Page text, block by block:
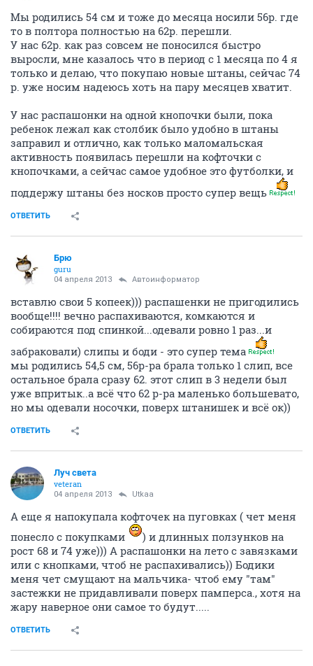
Мы родились 54 см и тоже до месяца носили 56р. где
то в полтора полностью на 62р. перешли.
У нас 62р. как раз совсем не поносился быстро
выросли, мне казалось что в период с 1 месяца по 4 я
только и делаю, что покупаю новые штаны, сейчас 74
р. уже носим надеюсь хоть на пару месяцев хватит.
У нас распашонки на одной кнопочки были, пока
ребенок лежал как столбик было удобно в штаны
заправил и отлично, как только маломальская
активность появилась перешли на кофточки с
кнопочками, а сейчас самое удобное это футболки, и
поддержу штаны без носков просто супер вещь
ОТВЕТИТЬ
Брю
guru
04 апреля 2013 Автоинформатор
вставлю свои 5 копеек))) распашенки не пригодились
вообще!!!! вечно распахиваются, комкаются и
собираются под спинкой...одевали ровно 1 раз...и
забраковали) слипы и боди - это супер тема
мы родились 54,5 см, 56р-ра брала только 1 слип, все
остальное брала сразу 62. этот слип в 3 недели был
уже впритык..а всё что 62 р-ра маленько большевато,
но мы одевали носочки, поверх штанишек и всё ок))
ОТВЕТИТЬ
Луч света
veteran
04 апреля 2013 Utkaa
А еще я напокупала кофточек на пуговках ( чет меня
понесло с покупками
) и длинных ползунков на
рост 68 и 74 уже))) А распашонки на лето с завязками
или с кнопками, чтоб не распахивались)) Бодики
меня чет смущают на мальчика- чтоб ему "там"
застежки не придавливали поверх памперса., хотя на
жару наверное они самое то будут.....
ОТВЕТИТЬ